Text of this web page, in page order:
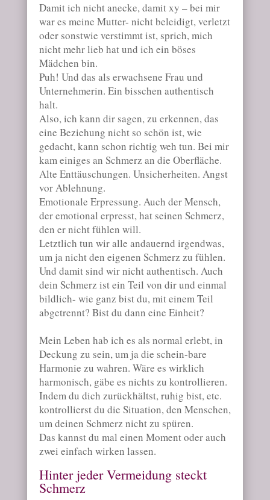
Damit ich nicht anecke, damit xy – bei mir
war es meine Mutter- nicht beleidigt, verletzt
oder sonstwie verstimmt ist, sprich, mich
nicht mehr lieb hat und ich ein böses
Mädchen bin.
Puh! Und das als erwachsene Frau und
Unternehmerin. Ein bisschen authentisch
halt.
Also, ich kann dir sagen, zu erkennen, das
eine Beziehung nicht so schön ist, wie
gedacht, kann schon richtig weh tun. Bei mir
kam einiges an Schmerz an die Oberfläche.
Alte Enttäuschungen. Unsicherheiten. Angst
vor Ablehnung.
Emotionale Erpressung. Auch der Mensch,
der emotional erpresst, hat seinen Schmerz,
den er nicht fühlen will.
Letztlich tun wir alle andauernd irgendwas,
um ja nicht den eigenen Schmerz zu fühlen.
Und damit sind wir nicht authentisch. Auch
dein Schmerz ist ein Teil von dir und einmal
bildlich- wie ganz bist du, mit einem Teil
abgetrennt? Bist du dann eine Einheit?
Mein Leben hab ich es als normal erlebt, in
Deckung zu sein, um ja die schein-bare
Harmonie zu wahren. Wäre es wirklich
harmonisch, gäbe es nichts zu kontrollieren.
Indem du dich zurückhältst, ruhig bist, etc.
kontrollierst du die Situation, den Menschen,
um deinen Schmerz nicht zu spüren.
Das kannst du mal einen Moment oder auch
zwei einfach wirken lassen.
Hinter jeder Vermeidung steckt
Schmerz